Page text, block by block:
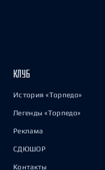
КЛУБ
История «Торпедо»
Легенды «Торпедо»
Реклама
СДЮШОР
Контакты